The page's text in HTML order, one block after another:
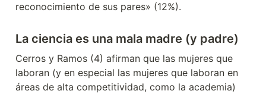
reconocimiento de sus pares» (12%).
La ciencia es una mala madre (y padre)
Cerros y Ramos (4) afirman que las mujeres que
laboran (y en especial las mujeres que laboran en
áreas de alta competitividad, como la academia)